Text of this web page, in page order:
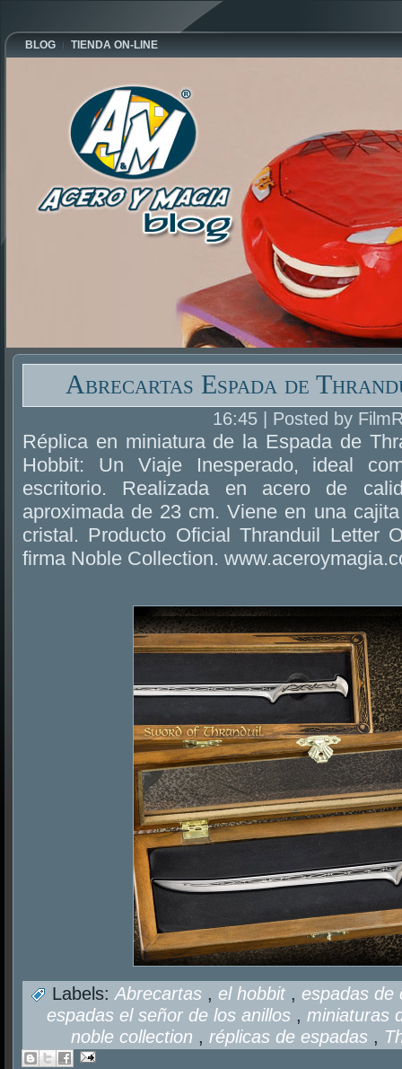
BLOG TIENDA ON-LINE
Abrecartas Espada de
16:45 | Posted by
Réplica en miniatura de la Espada de
Hobbit: Un Viaje Inesperado, ideal
escritorio. Realizada en acero de
aproximada de 23 cm. Viene en una
cristal. Producto Oficial Thranduil Letter
firma Noble Collection.
Labels:Abrecartas ,el hobbit ,espadas
espadas el señor de los anillos ,miniaturas
noble collection , réplicas de espadas ,